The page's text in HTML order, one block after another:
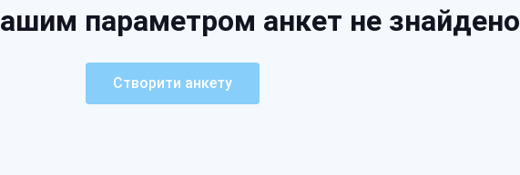
параметром анкет не знайдено
Створити анкету